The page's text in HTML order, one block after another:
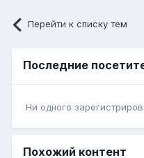
Перейти к списку тем
Последние
Ни одного
Похожий контент